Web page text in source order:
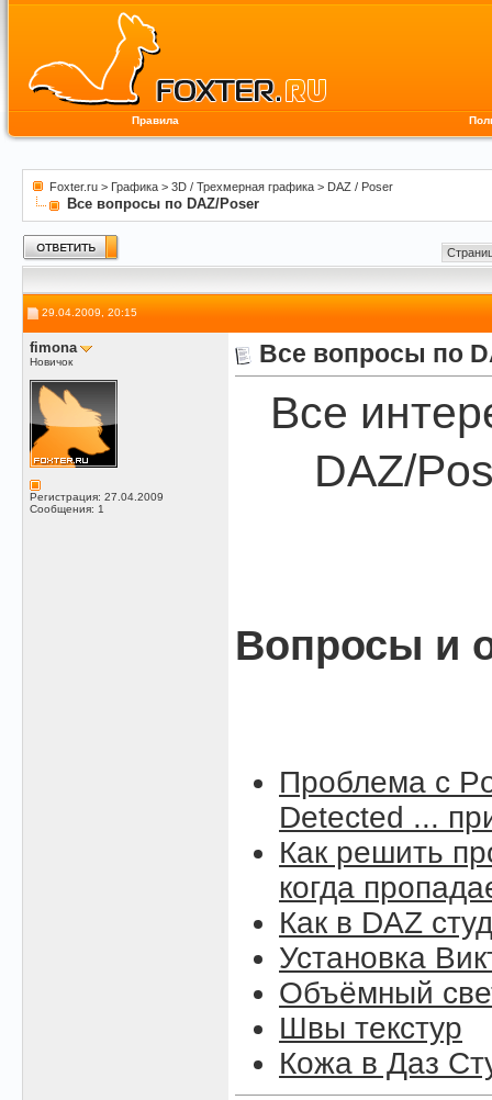
Правила
Foxter.ru > Графика > 3D / Трехмерная графика > DAZ / Poser
Все вопросы по DAZ/Poser
29.04.2009, 20:15
fimona
Новичок
Регистрация: 27.04.2009
Сообщения: 1
Все вопросы по
Все
DAZ/
Вопросы и
Проблема с
Detected ...
Как решить
когда
Как в DAZ
Установка
Объёмный
Швы текстур
Кожа в Даз